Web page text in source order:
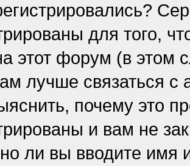
для того,
этот форум (в этом
лучше связаться
почему это
и вам не
ли вы вводите